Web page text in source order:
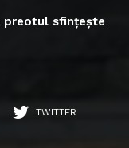
preotul sfințește
TWITTER